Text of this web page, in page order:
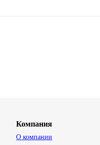
Компания
О компании